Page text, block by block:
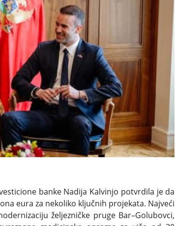
banke Nadija Kalvinjo potvrdila je da
eura za nekoliko ključnih projekata. Najveći
željezničke pruge Bar–Golubovci,